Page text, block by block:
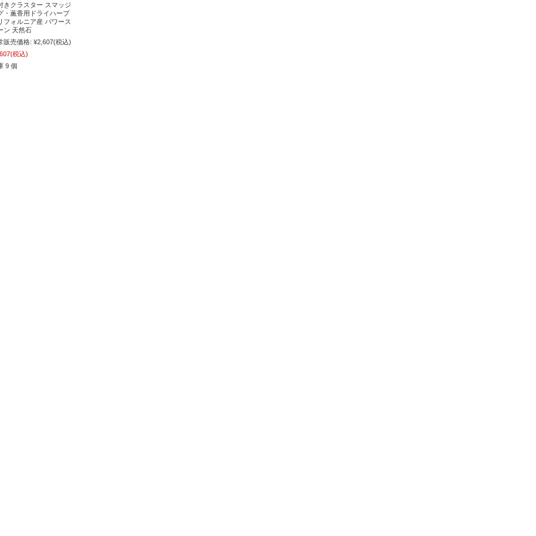
きクラスター スマッジ
・薫香用ドライハーブ
フォルニア産 パワース
ン 天然石
販売価格: ¥2,607(税込)
(税込)
9 個